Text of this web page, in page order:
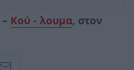
– Κού - λουμα, στον